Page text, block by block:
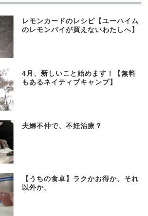
レモンカードのレシピ【ユーハイム
のレモンパイが買えないわたしへ】
4月、新しいこと始めます！【無料
もあるネイティブキャンプ】
夫婦不仲で、不妊治療？
【うちの食卓】ラクかお得か、それ
以外か。